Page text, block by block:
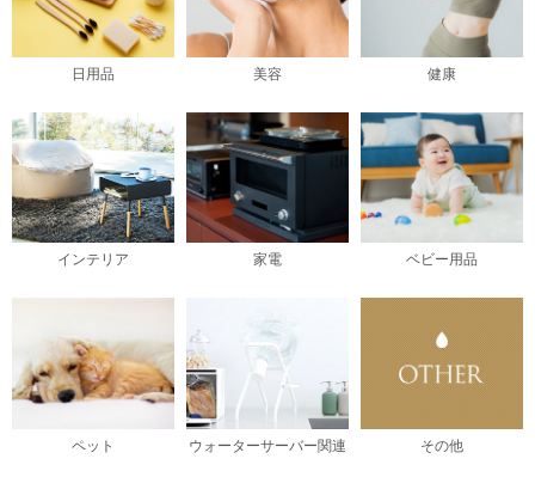
日用品 美容 健康
インテリア 家電 ベビー用品
ペット ウォーターサーバー関連 その他